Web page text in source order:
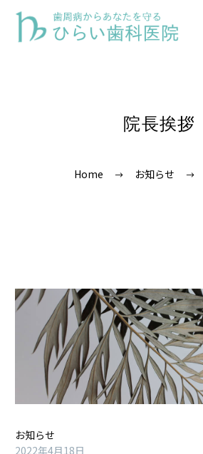
院長挨拶
Home お知らせ
お知らせ
2022年4月18日